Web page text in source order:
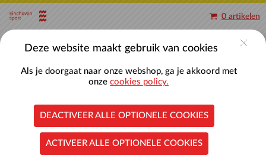
Naar hoofdinhoud
0 artikelen
Baantjes zwemmen 50-meterbaden
Deze website maakt gebruik van cookies
Als je doorgaat naar onze webshop, ga je akkoord met
onze cookies policy.
DEACTIVEER ALLE OPTIONELE COOKIES
ACTIVEER ALLE OPTIONELE COOKIES